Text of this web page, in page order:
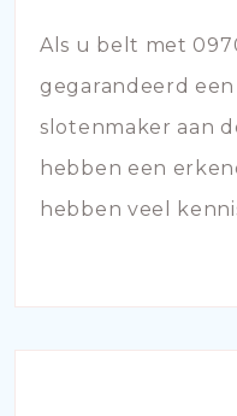
Als u belt met
gegarandeerd
slotenmaker aan
hebben een
hebben veel